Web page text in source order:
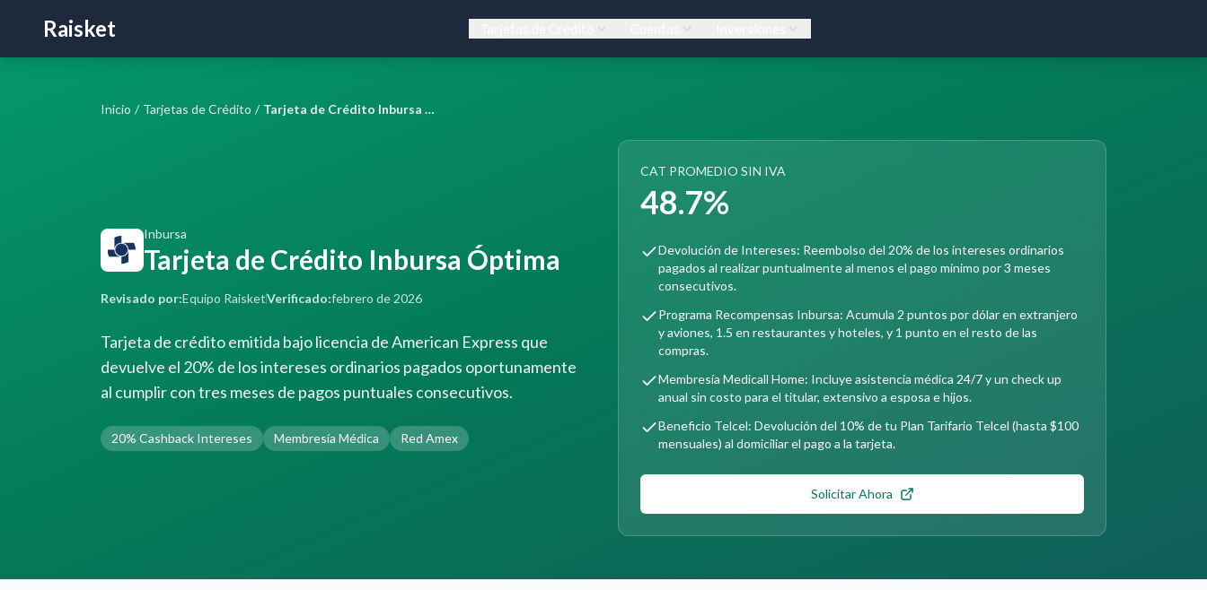
Raisket
Inicio / Tarjetas de Crédito / Tarjeta de Crédito Inbursa Óptima
Inbursa
Tarjeta de Crédito Inbursa Óptima
Revisado por:Equipo RaisketVerificado:febrero de 2026
Tarjeta de crédito emitida bajo licencia de American Express que
devuelve el 20% de los intereses ordinarios pagados oportunamente
al cumplir con tres meses de pagos puntuales consecutivos.
20% Cashback Intereses Membresía Médica Red Amex
CAT PROMEDIO SIN IVA
48.7%
Devolución de Intereses: Reembolso del 20% de los intereses ordinarios
pagados al realizar puntualmente al menos el pago mínimo por 3 meses
consecutivos.
Programa Recompensas Inbursa: Acumula 2 puntos por dólar en extranjero
y aviones, 1.5 en restaurantes y hoteles, y 1 punto en el resto de las
compras.
Membresía Medicall Home: Incluye asistencia médica 24/7 y un check up
anual sin costo para el titular, extensivo a esposa e hijos.
Beneficio Telcel: Devolución del 10% de tu Plan Tarifario Telcel (hasta $100
mensuales) al domiciliar el pago a la tarjeta.
Solicitar Ahora